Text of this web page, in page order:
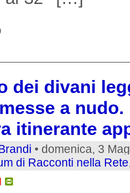
dei divani
a
itinerante
• domenica, 3
di Racconti nella Rete
Gmail